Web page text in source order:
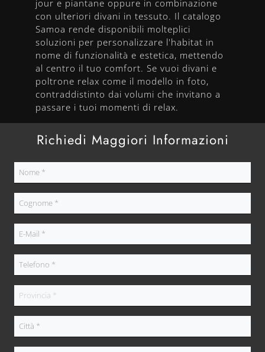
jour e piantane oppure in combinazione
con ulteriori divani in tessuto. Il catalogo
Samoa rende disponibili molteplici
soluzioni per personalizzare l'habitat in
nome di funzionalità e estetica, mettendo
al centro il tuo comfort. Se vuoi divani e
poltrone relax come il modello in foto,
contraddistinto dai volumi che invitano a
passare i tuoi momenti di relax.
Richiedi Maggiori Informazioni